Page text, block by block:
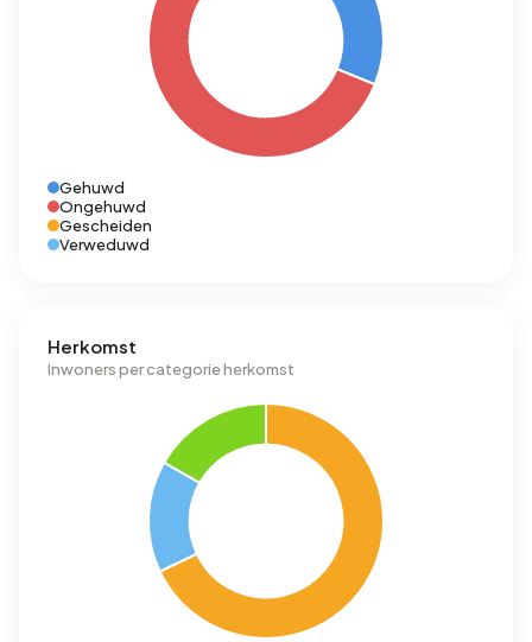
Gehuwd
Ongehuwd
Gescheiden
Verweduwd
Herkomst
Inwoners per categorie herkomst